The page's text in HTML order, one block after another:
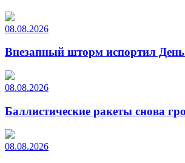
08.08.2026
Внезапный шторм испортил
08.08.2026
Баллистические ракеты снова
08.08.2026